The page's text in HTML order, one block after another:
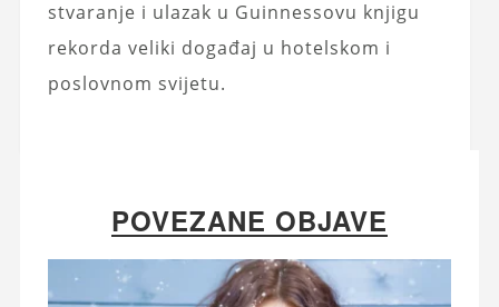
stvaranje i ulazak u Guinnessovu knjigu
rekorda veliki događaj u hotelskom i
poslovnom svijetu.
POVEZANE OBJAVE